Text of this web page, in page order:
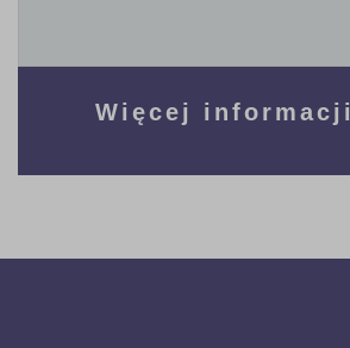
Więcej informacji